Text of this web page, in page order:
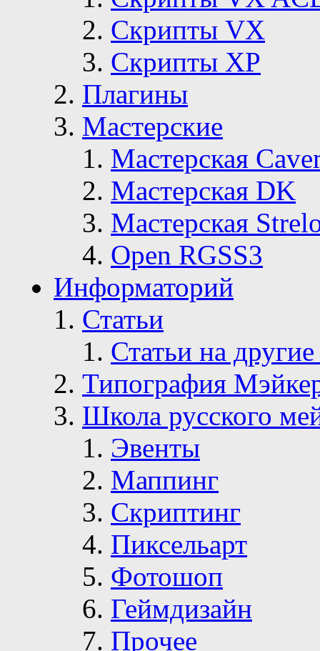
Скрипты VX
Скрипты ХР
Плагины
Мастерские
Мастерская
Мастерская DK
Мастерская
Open RGSS3
Информаторий
Статьи
Статьи на
Типография
Школа русского
Эвенты
Маппинг
Скриптинг
Пиксельарт
Фотошоп
Геймдизайн
Прочее